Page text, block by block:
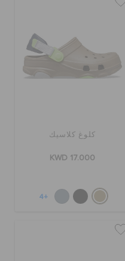
كلوغ كلاسيك
KWD 17.000
+4